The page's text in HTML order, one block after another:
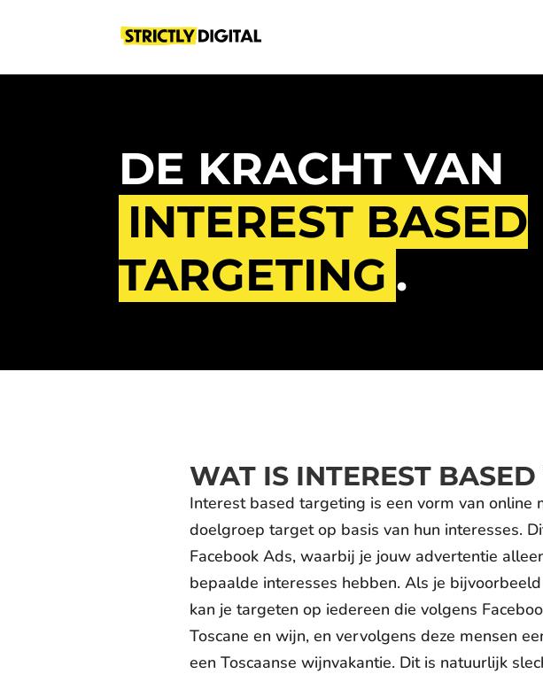
DE KRACHT VAN
INTEREST BASED
TARGETING .
WAT IS INTEREST
Interest based targeting is een vorm van online
doelgroep target op basis van hun interesses.
Facebook Ads, waarbij je jouw advertentie
bepaalde interesses hebben. Als je
kan je targeten op iedereen die volgens
Toscane en wijn, en vervolgens deze mensen
een Toscaanse wijnvakantie. Dit is natuurlijk